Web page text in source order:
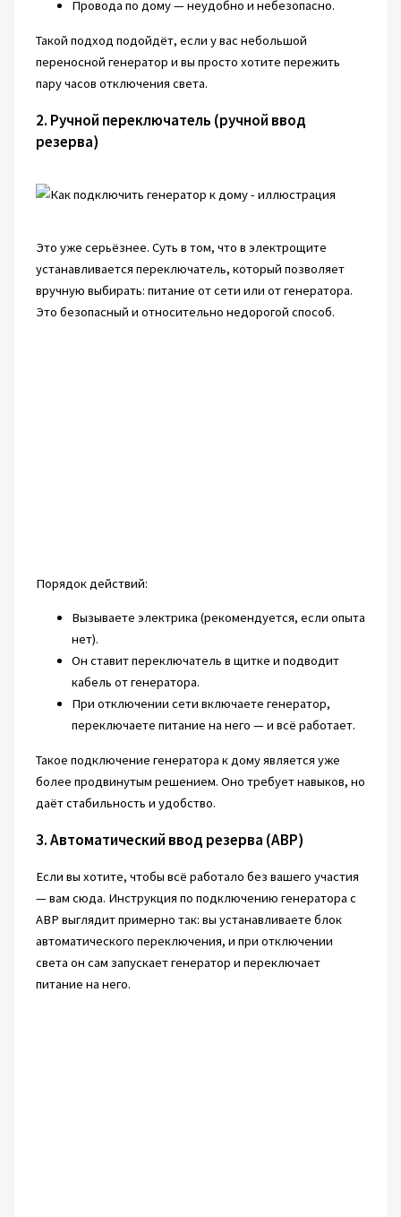
Провода по дому — неудобно и небезопасно.
Такой подход подойдёт, если у вас небольшой
переносной генератор и вы просто хотите пережить
пару часов отключения света.
2. Ручной переключатель (ручной ввод
резерва)
Это уже серьёзнее. Суть в том, что в электрощите
устанавливается переключатель, который позволяет
вручную выбирать: питание от сети или от генератора.
Это безопасный и относительно недорогой способ.
Порядок действий:
Вызываете электрика (рекомендуется, если опыта
нет).
Он ставит переключатель в щитке и подводит
кабель от генератора.
При отключении сети включаете генератор,
переключаете питание на него — и всё работает.
Такое подключение генератора к дому является уже
более продвинутым решением. Оно требует навыков, но
даёт стабильность и удобство.
3. Автоматический ввод резерва (АВР)
Если вы хотите, чтобы всё работало без вашего участия
— вам сюда. Инструкция по подключению генератора с
АВР выглядит примерно так: вы устанавливаете блок
автоматического переключения, и при отключении
света он сам запускает генератор и переключает
питание на него.